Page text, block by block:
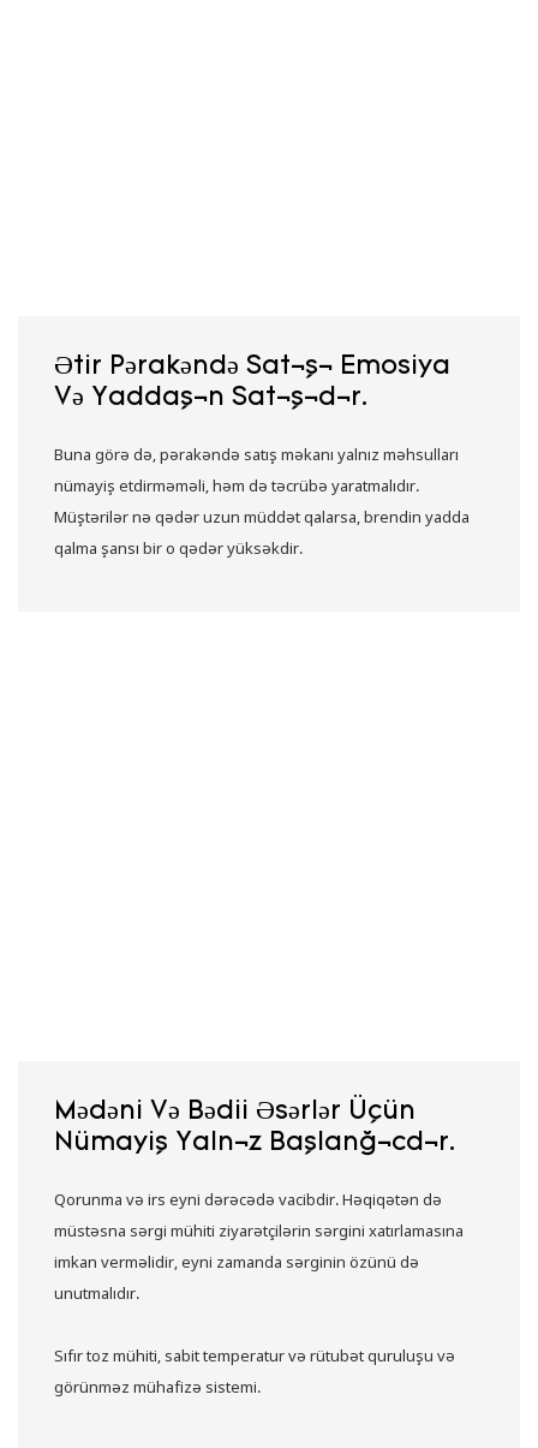
Ətir Pərakəndə Satışı Emosiya
Və Yaddaşın Satışıdır.
Buna görə də, pərakəndə satış məkanı yalnız məhsulları
nümayiş etdirməməli, həm də təcrübə yaratmalıdır.
Müştərilər nə qədər uzun müddət qalarsa, brendin yadda
qalma şansı bir o qədər yüksəkdir.
Mədəni Və Bədii Əsərlər Üçün
Nümayiş Yalnız Başlanğıcdır.
Qorunma və irs eyni dərəcədə vacibdir. Həqiqətən də
müstəsna sərgi mühiti ziyarətçilərin sərgini xatırlamasına
imkan verməlidir, eyni zamanda sərginin özünü də
unutmalıdır.
Sıfır toz mühiti, sabit temperatur və rütubət quruluşu və
görünməz mühafizə sistemi.